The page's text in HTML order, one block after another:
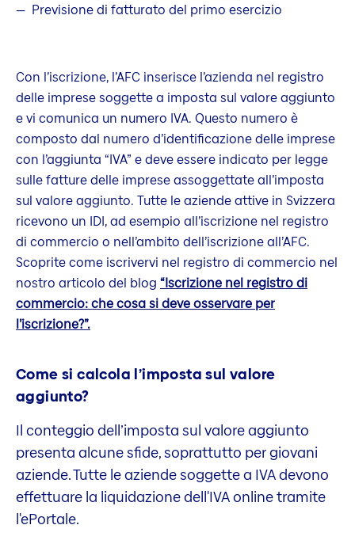
Previsione di fatturato del primo esercizio
Con l’iscrizione, l’AFC inserisce l’azienda nel registro
delle imprese soggette a imposta sul valore aggiunto
e vi comunica un numero IVA. Questo numero è
composto dal numero d’identificazione delle imprese
con l’aggiunta “IVA” e deve essere indicato per legge
sulle fatture delle imprese assoggettate all’imposta
sul valore aggiunto. Tutte le aziende attive in Svizzera
ricevono un IDI, ad esempio all’iscrizione nel registro
di commercio o nell’ambito dell’iscrizione all’AFC.
Scoprite come iscrivervi nel registro di commercio nel
nostro articolo del blog “Iscrizione nel registro di
commercio: che cosa si deve osservare per
l’iscrizione?”.
Come si calcola l’imposta sul valore
aggiunto?
Il conteggio dell’imposta sul valore aggiunto
presenta alcune sfide, soprattutto per giovani
aziende. Tutte le aziende soggette a IVA devono
effettuare la liquidazione dell'IVA online tramite
l'ePortale.